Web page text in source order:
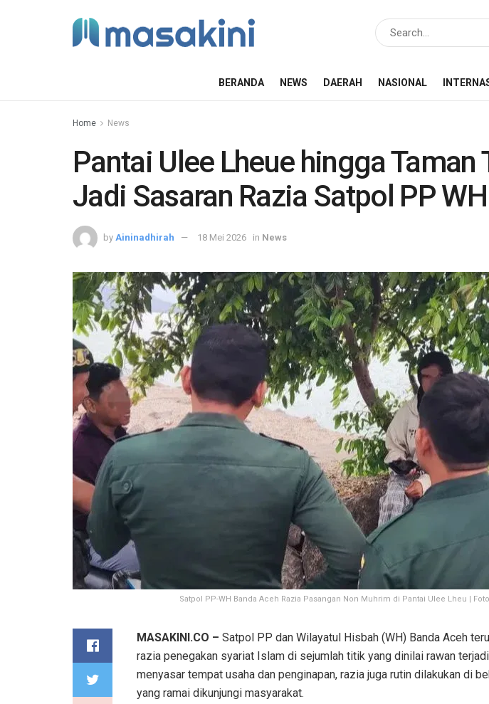
BERANDA NEWS DAERAH NASIONAL
Home News
Pantai Ulee Lheue hingga Taman
Jadi Sasaran Razia Satpol PP WH
by Aininadhirah 18 Mei 2026 in News
Satpol PP-WH Banda Aceh Razia Pasangan Non Muhrim di Pantai Ulee Lheu |
MASAKINI.CO – Satpol PP dan Wilayatul Hisbah (WH) Banda Aceh
razia penegakan syariat Islam di sejumlah titik yang dinilai rawan
menyasar tempat usaha dan penginapan, razia juga rutin dilakukan di
yang ramai dikunjungi masyarakat.